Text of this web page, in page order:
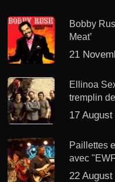
Bobby
Meat’
21
Ellinoa
tremplin
17
Paillettes
avec
22